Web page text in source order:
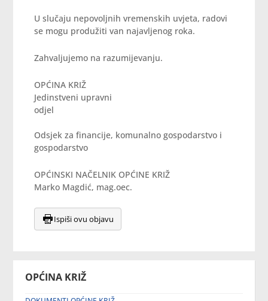
OPĆINA KRIŽ
U slučaju nepovoljnih vremenskih uvjeta, radovi
se mogu produžiti van najavljenog roka.
Zahvaljujemo na razumijevanju.
OPĆINA KRIŽ
Jedinstveni upravni
odjel
Odsjek za financije, komunalno gospodarstvo i
gospodarstvo
OPĆINSKI NAČELNIK OPĆINE KRIŽ
Marko Magdić, mag.oec.
Ispiši ovu objavu